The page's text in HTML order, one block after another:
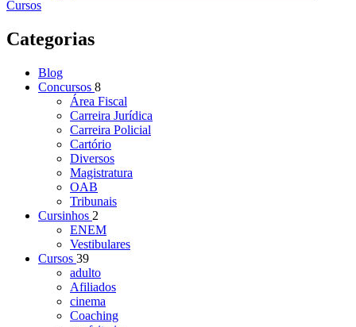
Cursos
Categorias
Blog
Concursos 8
Área Fiscal
Carreira Jurídica
Carreira Policial
Cartório
Diversos
Magistratura
OAB
Tribunais
Cursinhos 2
ENEM
Vestibulares
Cursos 39
adulto
Afiliados
cinema
Coaching